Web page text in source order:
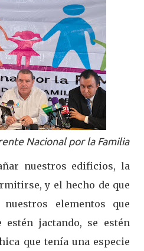
Nacional por la Familia
nuestros edificios, la
y el hecho de que
elementos que
estén jactando, se estén
que tenía una especie